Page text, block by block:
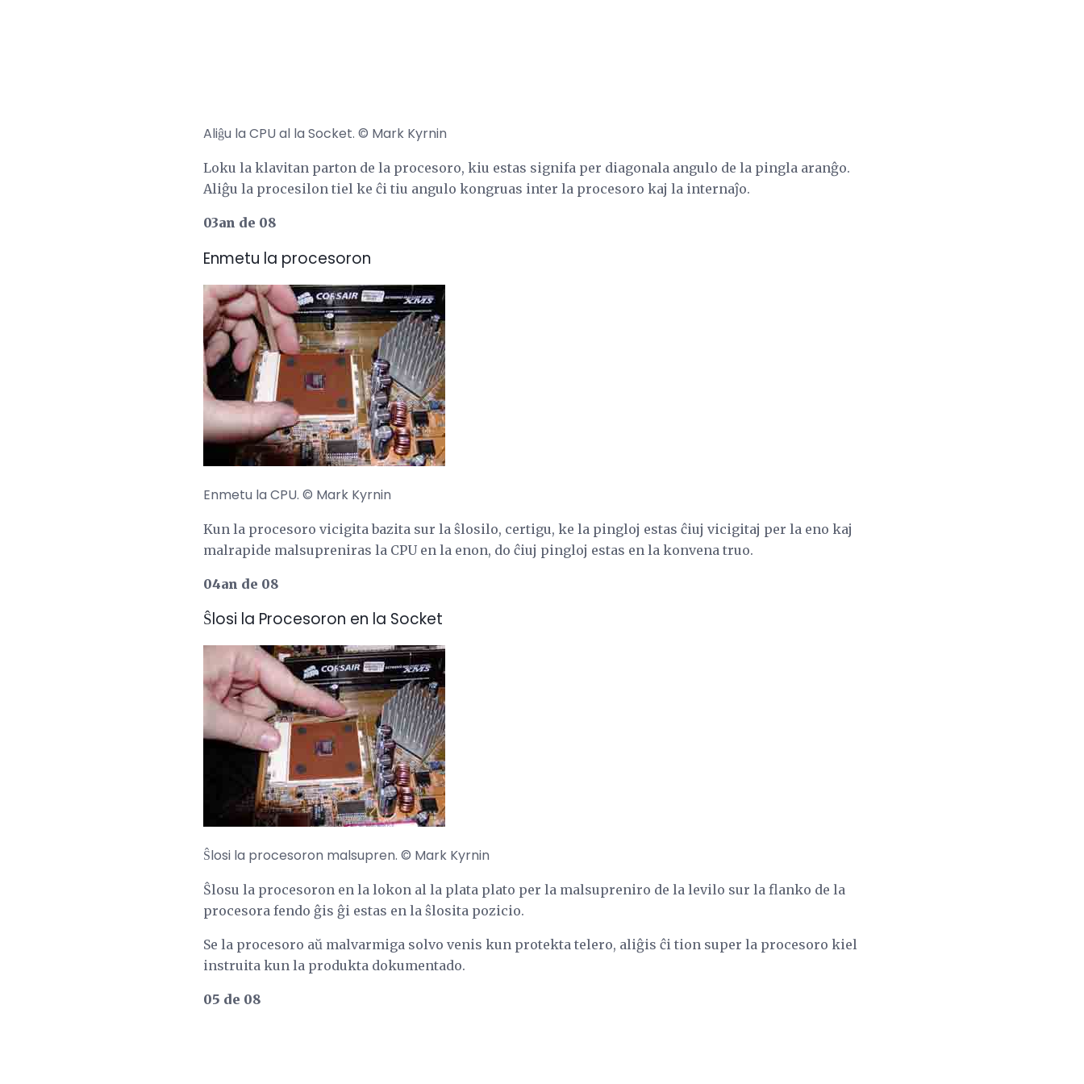
Aliĝu la CPU al la Socket. © Mark Kyrnin
Loku la klavitan parton de la procesoro, kiu estas signifa per diagonala angulo de la pingla aranĝo.
Aliĝu la procesilon tiel ke ĉi tiu angulo kongruas inter la procesoro kaj la internaĵo.
03an de 08
Enmetu la procesoron
Enmetu la CPU. © Mark Kyrnin
Kun la procesoro vicigita bazita sur la ŝlosilo, certigu, ke la pingloj estas ĉiuj vicigitaj per la eno kaj
malrapide malsupreniras la CPU en la enon, do ĉiuj pingloj estas en la konvena truo.
04an de 08
Ŝlosi la Procesoron en la Socket
Ŝlosi la procesoron malsupren. © Mark Kyrnin
Ŝlosu la procesoron en la lokon al la plata plato per la malsupreniro de la levilo sur la flanko de la
procesora fendo ĝis ĝi estas en la ŝlosita pozicio.
Se la procesoro aŭ malvarmiga solvo venis kun protekta telero, aliĝis ĉi tion super la procesoro kiel
instruita kun la produkta dokumentado.
05 de 08